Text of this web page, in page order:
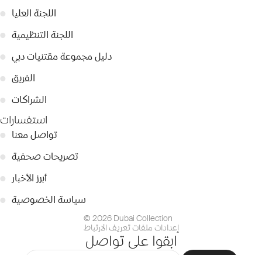
● اللجنة العليا
● اللجنة التنظيمية
● دليل مجموعة مقتنيات دبي
● الفريق
● الشراكات
استفسارات
● تواصل معنا
● تصريحات صحفية
●
أبرز الأخبار
● سياسة الخصوصية
© 2026 Dubai Collection
إعدادات ملفات تعريف الارتباط
ابقوا على تواصل